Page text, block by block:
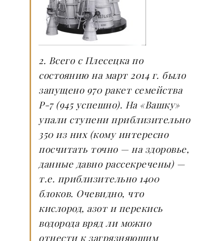
2. Всего с Плесецка по
состоянию на март 2014 г. было
запущено 970 ракет семейства
Р-7 (945 успешно). На «Вашку»
упали ступени приблизительно
350 из них (кому интересно
посчитать точно — на здоровье,
данные давно рассекречены) —
т.е. приблизительно 1400
блоков. Очевидно, что
кислород, азот и перекись
водорода вряд ли можно
отнести к загрязняющим